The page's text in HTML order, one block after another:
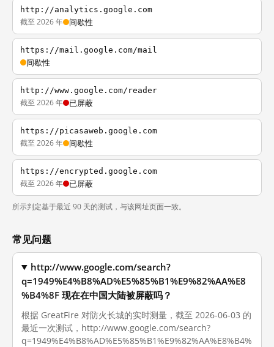
http://analytics.google.com
截至 2026 年 间歇性
https://mail.google.com/mail
间歇性
http://www.google.com/reader
截至 2026 年 已屏蔽
https://picasaweb.google.com
截至 2026 年 间歇性
https://encrypted.google.com
截至 2026 年 已屏蔽
所示判定基于最近 90 天的测试，与该网址页面一致。
常见问题
http://www.google.com/search?
q=1949%E4%B8%AD%E5%85%B1%E9%82%AA%E8
%B4%8F 现在在中国大陆被屏蔽吗？
根据 GreatFire 对防火长城的实时测量，截至 2026-06-03 的
最近一次测试，http://www.google.com/search?
q=1949%E4%B8%AD%E5%85%B1%E9%82%AA%E8%B4%